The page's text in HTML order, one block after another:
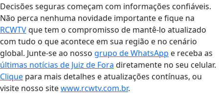
Decisões seguras começam com informações confiáveis.
Não perca nenhuma novidade importante e fique na
RCWTVque tem o compromisso de mantê-lo atualizado
com tudo o que acontece em sua região e no cenário
global. Junte-se ao nosso grupo de WhatsApp e receba as
últimas notícias de Juiz de Fora diretamente no seu celular.
Clique para mais detalhes e atualizações contínuas, ou
visite nosso sitewww.rcwtv.com.br.